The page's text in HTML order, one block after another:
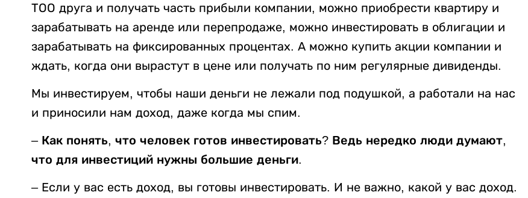
ТОО друга и получать часть прибыли компании, можно приобрести квартиру и
зарабатывать на аренде или перепродаже, можно инвестировать в облигации и
зарабатывать на фиксированных процентах. А можно купить акции компании и
ждать, когда они вырастут в цене или получать по ним регулярные дивиденды.
Мы инвестируем, чтобы наши деньги не лежали под подушкой, а работали на нас
и приносили нам доход, даже когда мы спим.
– Как понять, что человек готов инвестировать? Ведь нередко люди думают,
что для инвестиций нужны большие деньги.
– Если у вас есть доход, вы готовы инвестировать. И не важно, какой у вас доход.